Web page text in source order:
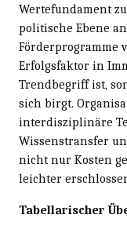
Wertefundament
politische Ebene
Förderprogramme
Erfolgsfaktor in
Trendbegriff ist,
sich birgt.
interdisziplinäre
Wissenstransfer
nicht nur Kosten
leichter
Tabellarischer